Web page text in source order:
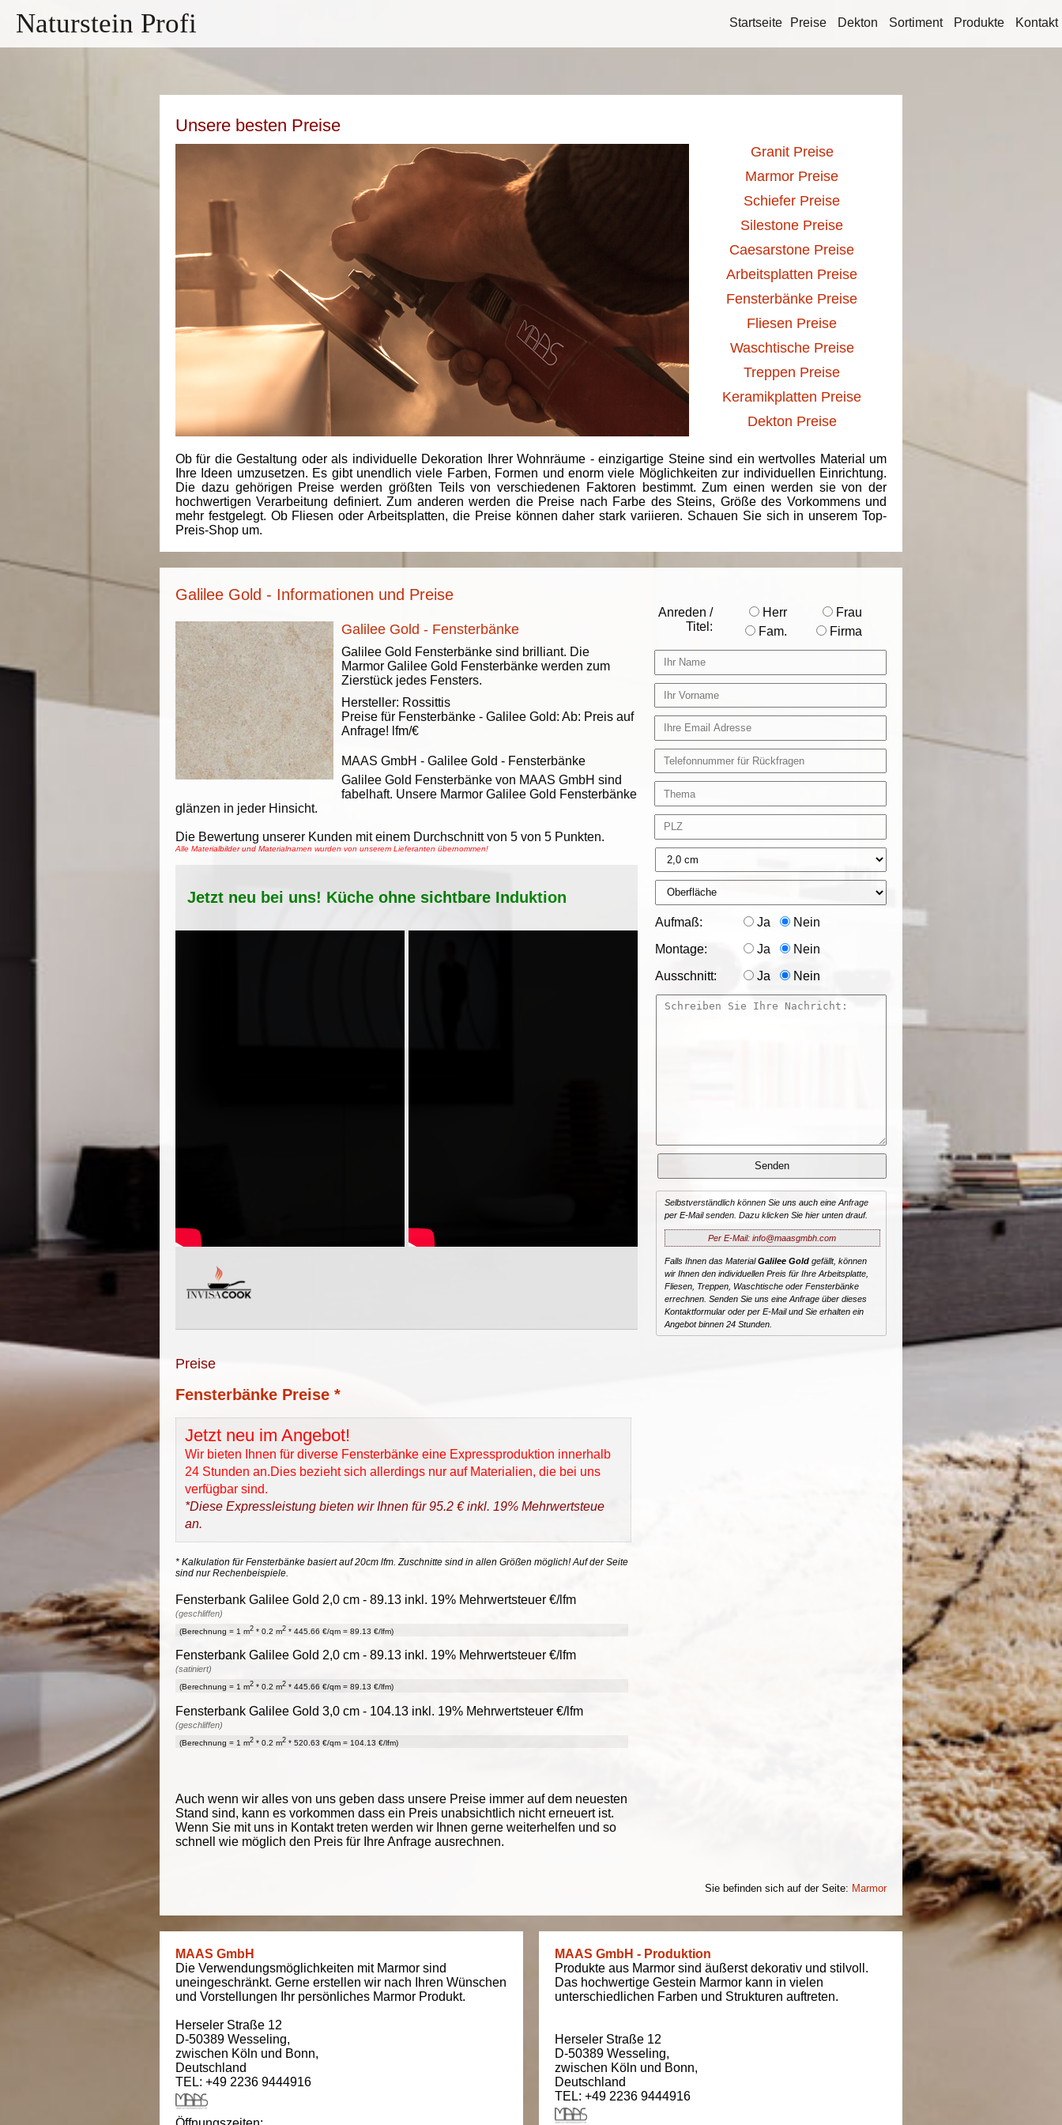
Naturstein Profi Startseite Preise Dekton Sortiment Produkte Kontakt
Unsere besten Preise
Granit Preise
Marmor Preise
Schiefer Preise
Silestone Preise
Caesarstone Preise
Arbeitsplatten Preise
Fensterbänke Preise
Fliesen Preise
Waschtische Preise
Treppen Preise
Keramikplatten Preise
Dekton Preise
Ob für die Gestaltung oder als individuelle Dekoration Ihrer Wohnräume - einzigartige Steine sind ein wertvolles Material um
Ihre Ideen umzusetzen. Es gibt unendlich viele Farben, Formen und enorm viele Möglichkeiten zur individuellen Einrichtung.
Die dazu gehörigen Preise werden größten Teils von verschiedenen Faktoren bestimmt. Zum einen werden sie von der
hochwertigen Verarbeitung definiert. Zum anderen werden die Preise nach Farbe des Steins, Größe des Vorkommens und
mehr festgelegt. Ob Fliesen oder Arbeitsplatten, die Preise können daher stark variieren. Schauen Sie sich in unserem Top-
Preis-Shop um.
Galilee Gold - Informationen und Preise
Galilee Gold - Fensterbänke
Galilee Gold Fensterbänke sind brilliant. Die
Marmor Galilee Gold Fensterbänke werden zum
Zierstück jedes Fensters.
Hersteller: Rossittis
Preise für Fensterbänke - Galilee Gold: Ab: Preis auf
Anfrage! lfm/€
MAAS GmbH - Galilee Gold - Fensterbänke
Galilee Gold Fensterbänke von MAAS GmbH sind
fabelhaft. Unsere Marmor Galilee Gold Fensterbänke
glänzen in jeder Hinsicht.
Die Bewertung unserer Kunden mit einem Durchschnitt von 5 von 5 Punkten.
Alle Materialbilder und Materialnamen wurden von unserem Lieferanten übernommen!
Jetzt neu bei uns! Küche ohne sichtbare Induktion
Preise
Fensterbänke Preise *
Jetzt neu im Angebot!
Wir bieten Ihnen für diverse Fensterbänke eine Expressproduktion innerhalb
24 Stunden an.Dies bezieht sich allerdings nur auf Materialien, die bei uns
verfügbar sind.
*Diese Expressleistung bieten wir Ihnen für 95.2 € inkl. 19% Mehrwertsteue
an.
* Kalkulation für Fensterbänke basiert auf 20cm lfm. Zuschnitte sind in allen Größen möglich! Auf der Seite
sind nur Rechenbeispiele.
Fensterbank Galilee Gold 2,0 cm - 89.13 inkl. 19% Mehrwertsteuer €/lfm
(geschliffen)
(Berechnung = 1 m2 * 0.2 m2 * 445.66 €/qm = 89.13 €/lfm)
Fensterbank Galilee Gold 2,0 cm - 89.13 inkl. 19% Mehrwertsteuer €/lfm
(satiniert)
(Berechnung = 1 m2 * 0.2 m2 * 445.66 €/qm = 89.13 €/lfm)
Fensterbank Galilee Gold 3,0 cm - 104.13 inkl. 19% Mehrwertsteuer €/lfm
(geschliffen)
(Berechnung = 1 m2 * 0.2 m2 * 520.63 €/qm = 104.13 €/lfm)
Auch wenn wir alles von uns geben dass unsere Preise immer auf dem neuesten
Stand sind, kann es vorkommen dass ein Preis unabsichtlich nicht erneuert ist.
Wenn Sie mit uns in Kontakt treten werden wir Ihnen gerne weiterhelfen und so
schnell wie möglich den Preis für Ihre Anfrage ausrechnen.
Anreden /
Titel:
Herr
Frau
Fam.
Firma
Aufmaß: Ja Nein
Montage: Ja Nein
Ausschnitt: Ja Nein
Selbstverständlich können Sie uns auch eine Anfrage
per E-Mail senden. Dazu klicken Sie hier unten drauf.
Per E-Mail: info@maasgmbh.com
Falls Ihnen das MaterialGalilee Goldgefällt, können
wir Ihnen den individuellen Preis für Ihre Arbeitsplatte,
Fliesen, Treppen, Waschtische oder Fensterbänke
errechnen. Senden Sie uns eine Anfrage über dieses
Kontaktformular oder per E-Mail und Sie erhalten ein
Angebot binnen 24 Stunden.
Sie befinden sich auf der Seite: Marmor
MAAS GmbH
Die Verwendungsmöglichkeiten mit Marmor sind
uneingeschränkt. Gerne erstellen wir nach Ihren Wünschen
und Vorstellungen Ihr persönliches Marmor Produkt.
Herseler Straße 12
D-50389 Wesseling,
zwischen Köln und Bonn,
Deutschland
TEL: +49 2236 9444916
MAAS GmbH - Produktion
Produkte aus Marmor sind äußerst dekorativ und stilvoll.
Das hochwertige Gestein Marmor kann in vielen
unterschiedlichen Farben und Strukturen auftreten.
Herseler Straße 12
D-50389 Wesseling,
zwischen Köln und Bonn,
Deutschland
TEL: +49 2236 9444916